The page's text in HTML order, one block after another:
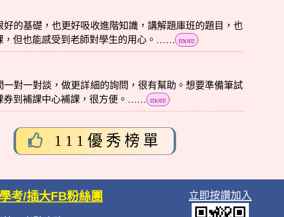
的基礎，也更好吸收進階知識，講解題庫班的題目，也
，但也能感受到老師對學生的用心。…… more
對一對談，做更詳細的詢問，很有幫助。想要準備筆試
券到補課中心補課，很方便。…… more
111優秀榜單
考/插大FB粉絲團 立即按讚加入